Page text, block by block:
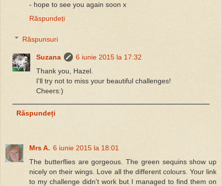
- hope to see you again soon x
Răspundeți
Răspunsuri
Suzana
6 iunie 2015 la 17:32
Thank you, Hazel.
I'll try not to miss your beautiful challenges!
Cheers:)
Răspundeți
Mrs A. 6 iunie 2015 la 18:01
The butterflies are gorgeous. The green sequins show up
nicely on their wings. Love all the different colours. Your link
to my challenge didn't work but I managed to find them on